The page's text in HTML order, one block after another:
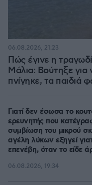
Πώς έγινε η
Μάλια: Βούτηξε για
πνίγηκε, τα παιδιά
06.08.2026, 21:23
Γιατί δεν έσωσα το
ερευνητής που
συμβίωση του μικρού
αγέλη λύκων εξηγεί
επενέβη, όταν το είδε
06.08.2026, 19:34